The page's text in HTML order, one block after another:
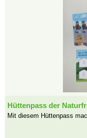
Hüttenpass der
Mit diesem Hüttenpass